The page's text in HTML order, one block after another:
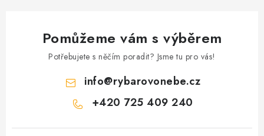
Pomůžeme vám s výběrem
Potřebujete s něčím poradit? Jsme tu pro vás!
info@rybarovonebe.cz
+420 725 409 240